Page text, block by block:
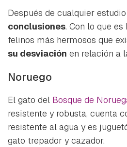
Después de cualquier
conclusiones. Con lo que
felinos más hermosos que
su desviación en relación a
Noruego
El gato del Bosque de
resistente y robusta, cuenta
resistente al agua y es
gato trepador y cazador.